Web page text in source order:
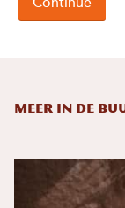
Meer in de